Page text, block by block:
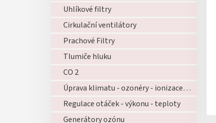
Uhlíkové filtry
Cirkulační ventilátory
Prachové Filtry
Tlumiče hluku
CO 2
Úprava klimatu - ozonéry - ionizace - zvlhčovače - atd...
Regulace otáček - výkonu - teploty
Generátory ozónu